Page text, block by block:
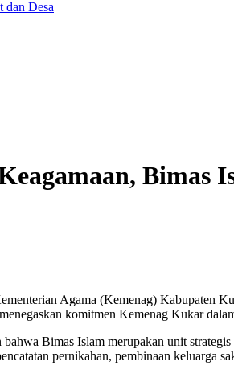
dan Desa
Bimas
Agama (Kemenag) Kabupaten
komitmen Kemenag Kukar
Bimas Islam merupakan unit
pernikahan, pembinaan keluarga